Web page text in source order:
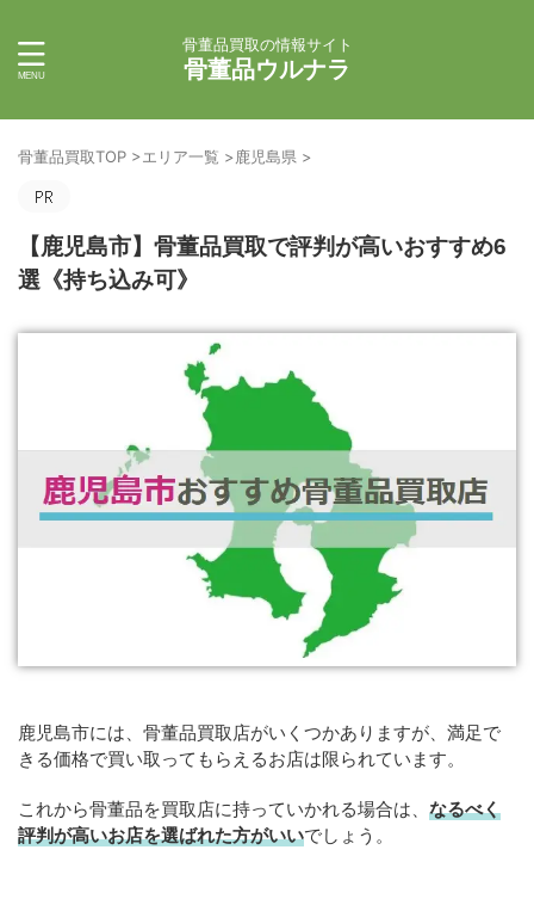
骨董品買取の情報サイト
骨董品ウルナラ
骨董品買取TOP >エリア一覧 >鹿児島県 >
【鹿児島市】骨董品買取で評判が高いおすすめ6
選《持ち込み可》
鹿児島市には、骨董品買取店がいくつかありますが、満足で
きる価格で買い取ってもらえるお店は限られています。
これから骨董品を買取店に持っていかれる場合は、 なるべく
評判が高いお店を選ばれた方がいいでしょう。